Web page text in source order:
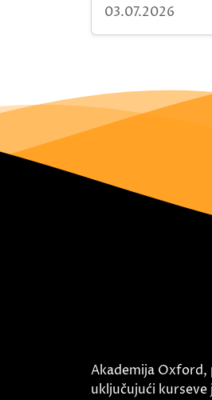
03.07.2026
Akademija Oxford,
uključujući